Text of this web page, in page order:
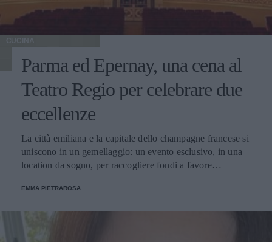
CUCINA
Parma ed Epernay, una cena al
Teatro Regio per celebrare due
eccellenze
La città emiliana e la capitale dello champagne francese si
uniscono in un gemellaggio: un evento esclusivo, in una
location da sogno, per raccogliere fondi a favore
EMMA PIETRAROSA